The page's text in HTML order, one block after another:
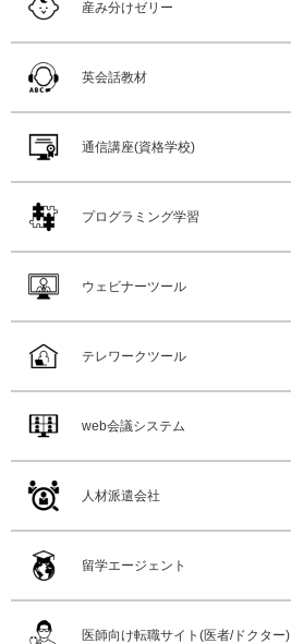
産み分けゼリー
英会話教材
通信講座(資格学校)
プログラミング学習
ウェビナーツール
テレワークツール
web会議システム
人材派遣会社
留学エージェント
医師向け転職サイト(医者/ドクター)